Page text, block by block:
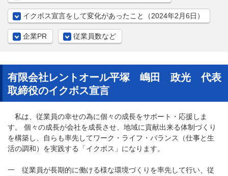
イクボス宣言をして変化があったこと（2024年2月6日）
企業PR 従業員数など
有限会社レントオール平塚 嶋田 政光 代表
取締役のイクボス宣言
私は、従業員の幸せの為に個々の成長をサポート・応援しま
す。 個々の成長が会社を成長させ、地域に貢献出来る体制づくり
を構築し、自らも率先してワーク・ライフ・バランス（仕事と生
活の調和）を実践する「イクボス」になります。
一 従業員が長期的に働ける様な環境づくりを率先して行い、従